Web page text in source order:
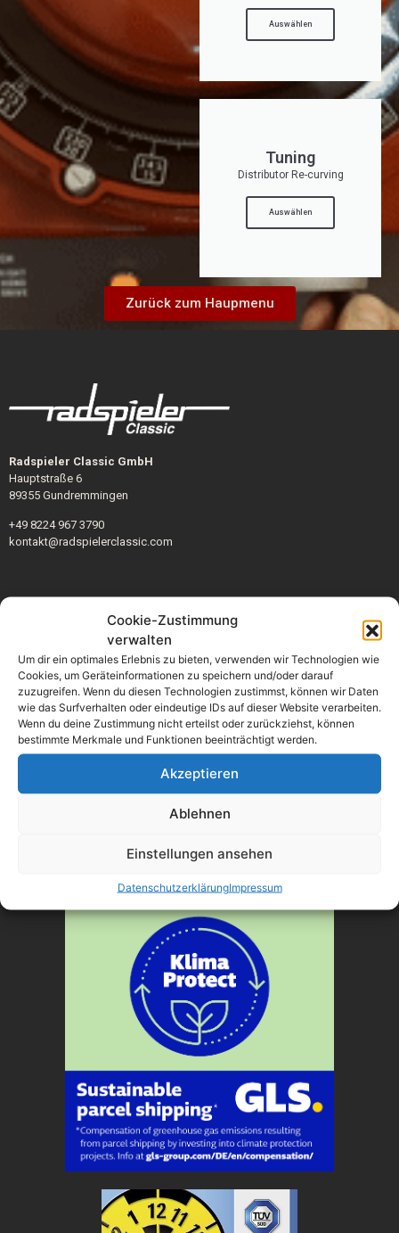
Cookie-Zustimmung
verwalten
Um dir ein optimales Erlebnis zu bieten, verwenden wir Technologien wie
Cookies, um Geräteinformationen zu speichern und/oder darauf
zuzugreifen. Wenn du diesen Technologien zustimmst, können wir Daten
wie das Surfverhalten oder eindeutige IDs auf dieser Website verarbeiten.
Wenn du deine Zustimmung nicht erteilst oder zurückziehst, können
bestimmte Merkmale und Funktionen beeinträchtigt werden.
Akzeptieren
Ablehnen
Einstellungen ansehen
DatenschutzerklärungImpressum
Auswählen
Tuning
Distributor Re-curving
Auswählen
Zurück zum Haupmenu
Radspieler Classic GmbH
Hauptstraße 6
89355 Gundremmingen
+49 8224 967 3790
kontakt@radspielerclassic.com